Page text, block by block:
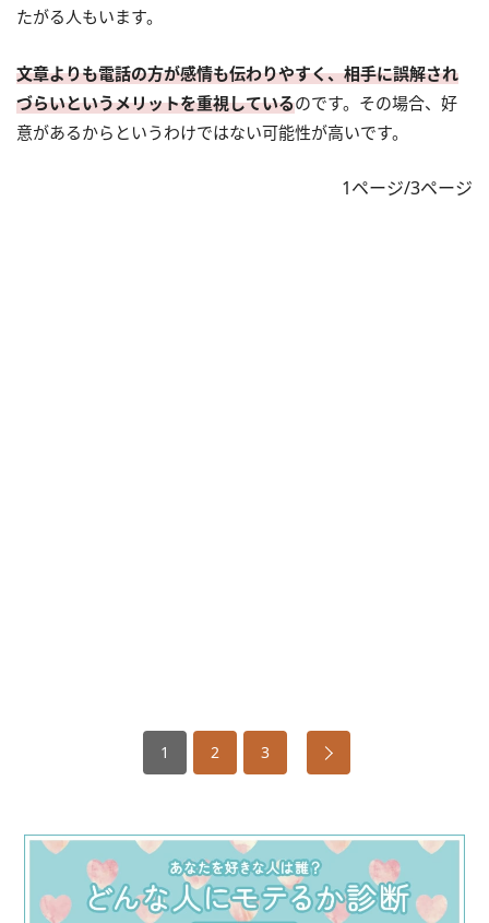
たがる人もいます。
文章よりも電話の方が感情も伝わりやすく、相手に誤解され
づらいというメリットを重視しているのです。その場合、好
意があるからというわけではない可能性が高いです。
1ページ/3ページ
1 2 3